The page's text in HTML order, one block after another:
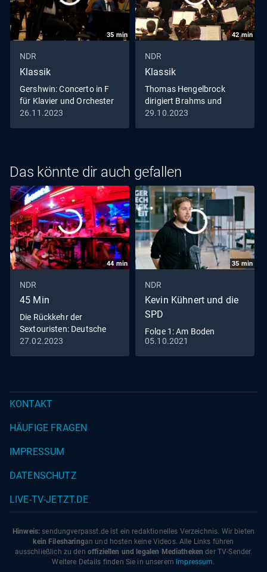
35 min
NDR
Klassik
Gershwin: Concerto in F
für Klavier und Orchester
26.11.2023
42min
NDR
Klassik
Thomas Hengelbrock
dirigiert Brahms und
Beethoven
29.10.2023
Das könnte dir auch gefallen
44min
NDR
45 Min
Die Rückkehr der
Sextouristen: Deutsche
Männer im Rotlicht von
27.02.2023
35 min
NDR
Kevin Kühnert und die
SPD
Folge 1: Am Boden
(S01/E01)
05.10.2021
KONTAKT
HÄUFIGE FRAGEN
IMPRESSUM
DATENSCHUTZ
LIVE-TV-JETZT.DE
Hinweis: sendungverpasst.de ist ein redaktionelles Verzeichnis. Wir bieten
kein Filesharingan und hosten keine Videos. Alle Links führen
ausschließlich zu den offiziellen und legalen Mediatheken der TV-Sender.
Weitere Details finden Sie in unserem Impressum.